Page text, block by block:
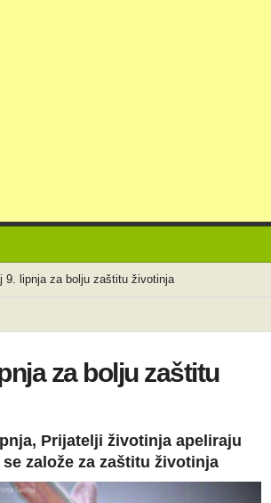
9. lipnja za bolju zaštitu životinja
za bolju zaštitu
Prijatelji životinja apeliraju
založe za zaštitu životinja